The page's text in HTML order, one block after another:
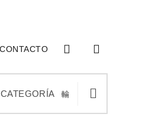
CONTACTO
CATEGORÍA